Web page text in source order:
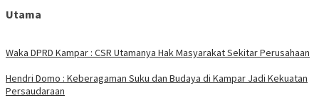
Utama
Waka DPRD Kampar : CSR Utamanya Hak Masyarakat Sekitar Perusahaan
Hendri Domo : Keberagaman Suku dan Budaya di Kampar Jadi Kekuatan
Persaudaraan